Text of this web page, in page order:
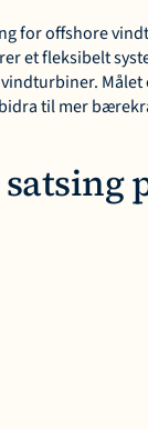
for offshore
et fleksibelt
til mer